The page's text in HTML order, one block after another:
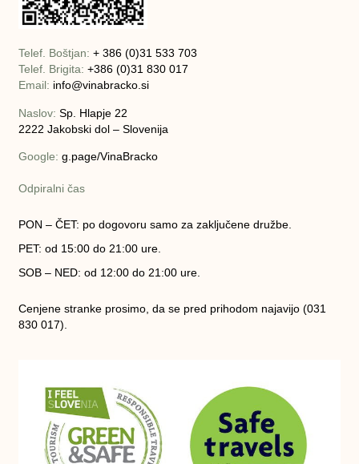
Telef. Boštjan:+ 386 (0)31 533 703
Telef. Brigita:+386 (0)31 830 017
Email: info@vinabracko.si
Naslov: Sp. Hlapje 22
2222 Jakobski dol – Slovenija
Google:g.page/VinaBracko
Odpiralni čas
PON – ČET: po dogovoru samo za zaključene družbe.
PET:od 15:00 do 21:00 ure.
SOB – NED:od 12:00 do 21:00 ure.
Cenjene stranke prosimo, da se pred prihodom najavijo (031
830 017).